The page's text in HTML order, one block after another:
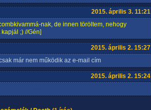
2015. április 3. 11:21
nak, de innen töröltem, nehogy
;) //Gén]
2015. április 2. 15:27
már nem működik az e-mail cím
2015. április 2. 15:24